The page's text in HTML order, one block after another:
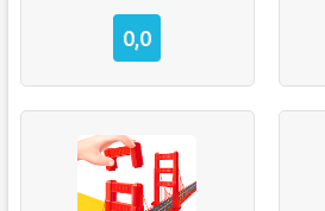
0,0